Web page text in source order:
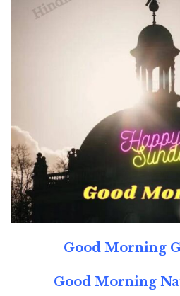
Good Morning
Good Morning